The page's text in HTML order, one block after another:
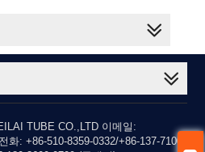
TUBE CO.,LTD 이메일:
: +86-510-8359-0332/+86-137-7100-